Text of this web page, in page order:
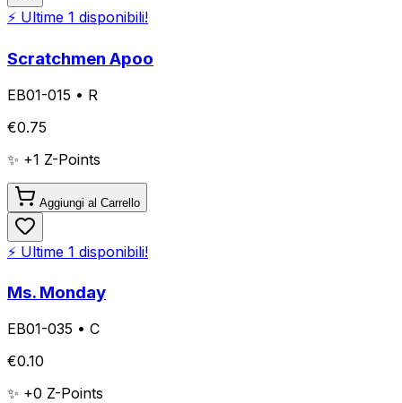
⚡ Ultime 1 disponibili!
Scratchmen Apoo
EB01-015 • R
€0.75
✨ +1 Z-Points
Aggiungi al Carrello
⚡ Ultime 1 disponibili!
Ms. Monday
EB01-035 • C
€0.10
✨ +0 Z-Points